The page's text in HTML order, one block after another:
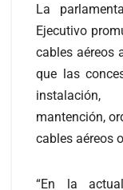
La
Ejecutivo
cables aéreos
que las
instalación,
mantención,
cables aéreos
“En la